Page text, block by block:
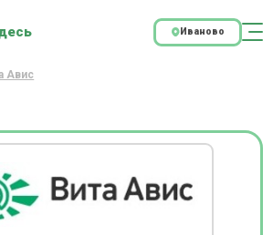
Иваново
Авис